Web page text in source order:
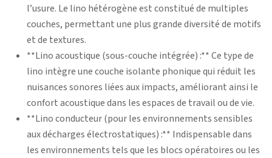
l’usure. Le lino hétérogène est constitué de multiples
couches, permettant une plus grande diversité de motifs
et de textures.
**Lino acoustique (sous-couche intégrée) :** Ce type de
lino intègre une couche isolante phonique qui réduit les
nuisances sonores liées aux impacts, améliorant ainsi le
confort acoustique dans les espaces de travail ou de vie.
**Lino conducteur (pour les environnements sensibles
aux décharges électrostatiques) :** Indispensable dans
les environnements tels que les blocs opératoires ou les